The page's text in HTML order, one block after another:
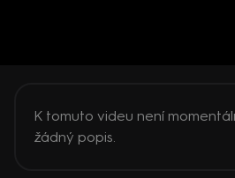
K tomuto videu není
žádný popis.